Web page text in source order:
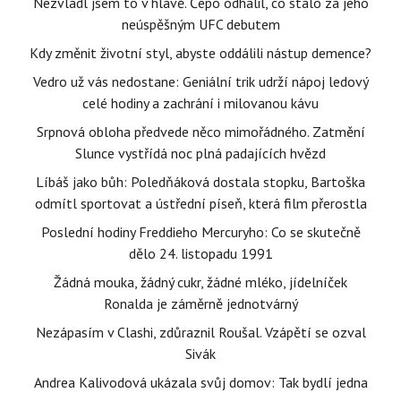
neúspěšným UFC debutem
Kdy změnit životní styl, abyste oddálili nástup demence?
Vedro už vás nedostane: Geniální trik udrží nápoj ledový
celé hodiny a zachrání i milovanou kávu
Srpnová obloha předvede něco mimořádného. Zatmění
Slunce vystřídá noc plná padajících hvězd
Líbáš jako bůh: Poledňáková dostala stopku, Bartoška
odmítl sportovat a ústřední píseň, která film přerostla
Poslední hodiny Freddieho Mercuryho: Co se skutečně
dělo 24. listopadu 1991
Žádná mouka, žádný cukr, žádné mléko, jídelníček
Ronalda je záměrně jednotvárný
Nezápasím v Clashi, zdůraznil Roušal. Vzápětí se ozval
Sivák
Andrea Kalivodová ukázala svůj domov: Tak bydlí jedna